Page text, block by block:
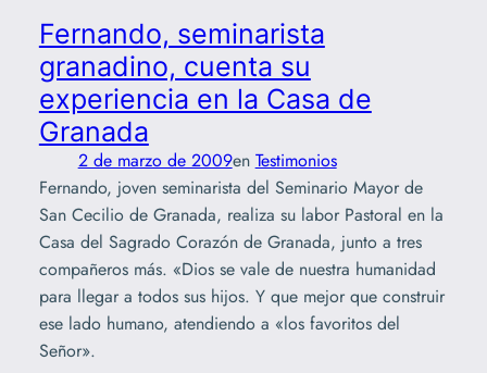
Fernando, seminarista
granadino, cuenta su
experiencia en la Casa de
Granada
2 de marzo de 2009en Testimonios
Fernando, joven seminarista del Seminario Mayor de
San Cecilio de Granada, realiza su labor Pastoral en la
Casa del Sagrado Corazón de Granada, junto a tres
compañeros más. «Dios se vale de nuestra humanidad
para llegar a todos sus hijos. Y que mejor que construir
ese lado humano, atendiendo a «los favoritos del
Señor».